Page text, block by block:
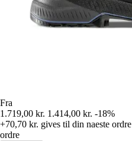
Fra
1.719,00 kr. 1.414,00 kr. -18%
+70,70 kr. gives til din naeste ordre
ordre